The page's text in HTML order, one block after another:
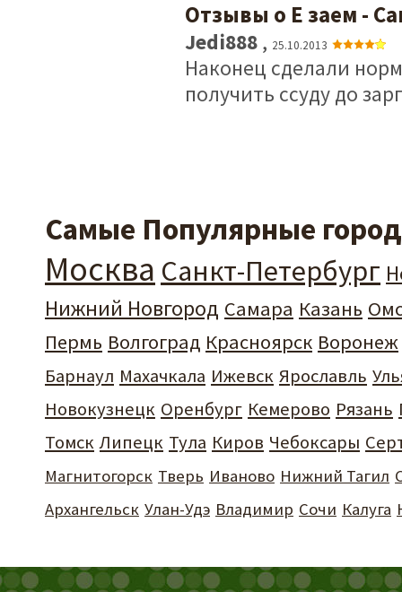
Отзывы о Е заем -
Jedi888 , 25.10.2013
Наконец сделали
получить ссуду до
Самые Популярные
Москва Санкт-Петербург
Нижний Новгород Самара Казань
Пермь Волгоград Красноярск Воронеж
Барнаул Махачкала Ижевск Ярославль
Новокузнецк Оренбург Кемерово Рязань
Томск Липецк Тула Киров Чебоксары
Магнитогорск Тверь Иваново Нижний Тагил
Архангельск Улан-Удэ Владимир Сочи Калуга